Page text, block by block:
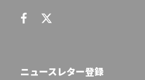
ニュースレター登録